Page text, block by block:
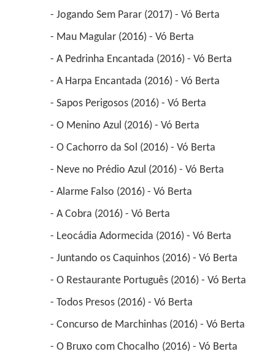
- Jogando Sem Parar (2017) - Vó Berta
- Mau Magular (2016) - Vó Berta
- A Pedrinha Encantada (2016) - Vó Berta
- A Harpa Encantada (2016) - Vó Berta
- Sapos Perigosos (2016) - Vó Berta
- O Menino Azul (2016) - Vó Berta
- O Cachorro da Sol (2016) - Vó Berta
- Neve no Prédio Azul (2016) - Vó Berta
- Alarme Falso (2016) - Vó Berta
- A Cobra (2016) - Vó Berta
- Leocádia Adormecida (2016) - Vó Berta
- Juntando os Caquinhos (2016) - Vó Berta
- O Restaurante Português (2016) - Vó Berta
- Todos Presos (2016) - Vó Berta
- Concurso de Marchinhas (2016) - Vó Berta
- O Bruxo com Chocalho (2016) - Vó Berta